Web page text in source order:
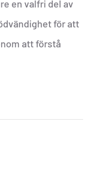
en valfri del av
för att
att förstå